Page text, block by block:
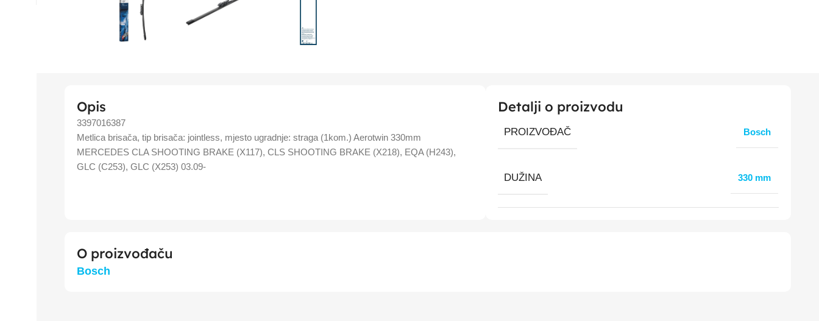
Opis
3397016387
Metlica brisača, tip brisača: jointless, mjesto ugradnje: straga (1kom.) Aerotwin 330mm
MERCEDES CLA SHOOTING BRAKE (X117), CLS SHOOTING BRAKE (X218), EQA (H243),
GLC (C253), GLC (X253) 03.09-
Detalji o proizvodu
PROIZVOĐAČ Bosch
DUŽINA 330 mm
O proizvođaču
Bosch